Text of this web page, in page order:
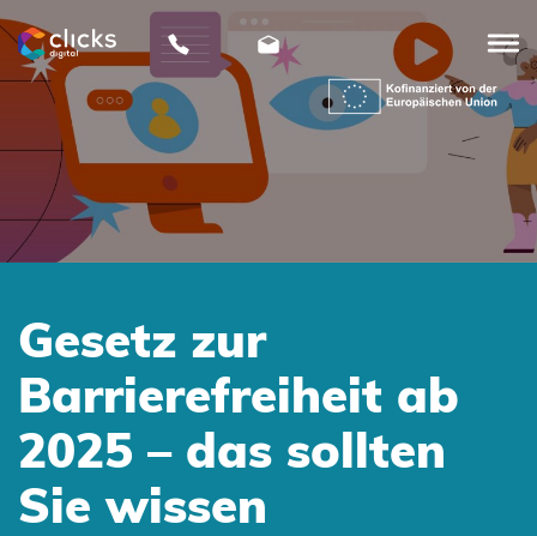
clicks
digital
Gesetz zur
Barrierefreiheit ab
2025 – das sollten
Sie wissen